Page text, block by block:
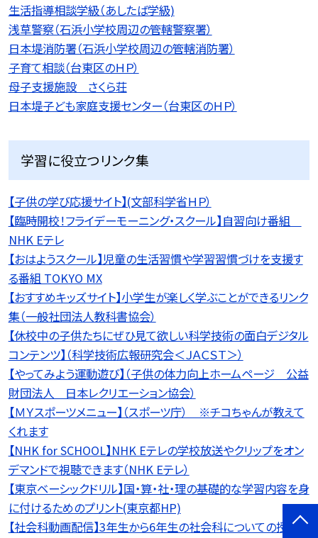
生活指導相談学級（あしたば学級)
浅草警察（石浜小学校周辺の管轄警察署）
日本堤消防署（石浜小学校周辺の管轄消防署）
子育て相談（台東区のＨＰ）
母子支援施設 さくら荘
日本堤子ども家庭支援センター（台東区のＨＰ）
学習に役立つリンク集
【子供の学び応援サイト】(文部科学省ＨＰ）
【臨時開校！フライデーモーニング・スクール】自習向け番組
NHK Eテレ
【おはようスクール】児童の生活習慣や学習習慣づけを支援す
る番組 TOKYO MX
【おすすめキッズサイト】小学生が楽しく学ぶことができるリンク
集（一般社団法人教科書協会）
【休校中の子供たちにぜひ見て欲しい科学技術の面白デジタル
コンテンツ】（科学技術広報研究会＜ＪＡＣＳＴ＞）
【やってみよう運動遊び】（子供の体力向上ホームページ 公益
財団法人 日本レクリエーション協会）
【ＭＹスポーツメニュー】（スポーツ庁） ※チコちゃんが教えて
くれます
【NHK for SCHOOL】NHK Eテレの学校放送やクリップをオン
デマンドで視聴できます（NHK Eテレ）
【東京ベーシックドリル】国・算・社・理の基礎的な学習内容を身
に付けるためのプリント(東京都HP)
【社会科動画配信】3年生から6年生の社会科についての授業